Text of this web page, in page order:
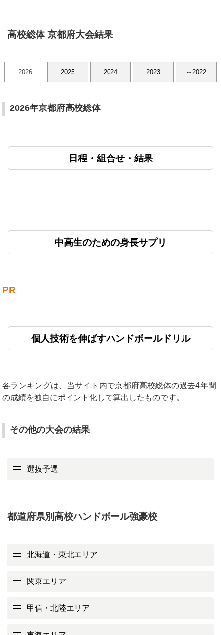
高校総体 京都府大会結果
2026 2025 2024 2023 ～2022
2026年京都府高校総体
日程・組合せ・結果
中高生のための身長サプリ
PR
個人技術を伸ばすハンドボールドリル
各ランキングは、当サイト内で京都府高校総体の過去4年間
の成績を独自にポイント化して算出したものです。
その他の大会の結果
選抜予選
都道府県別高校ハンドボール強豪校
北海道・東北エリア
関東エリア
甲信・北陸エリア